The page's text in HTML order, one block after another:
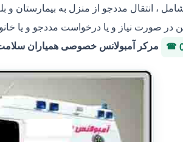
، انتقال مددجو از منزل به بیمارستان
در صورت نیاز و یا درخواست مددجو و یا
مرکر آمبولانس خصوصی همیاران سلامت ایثار 36146400 شماره پروانه